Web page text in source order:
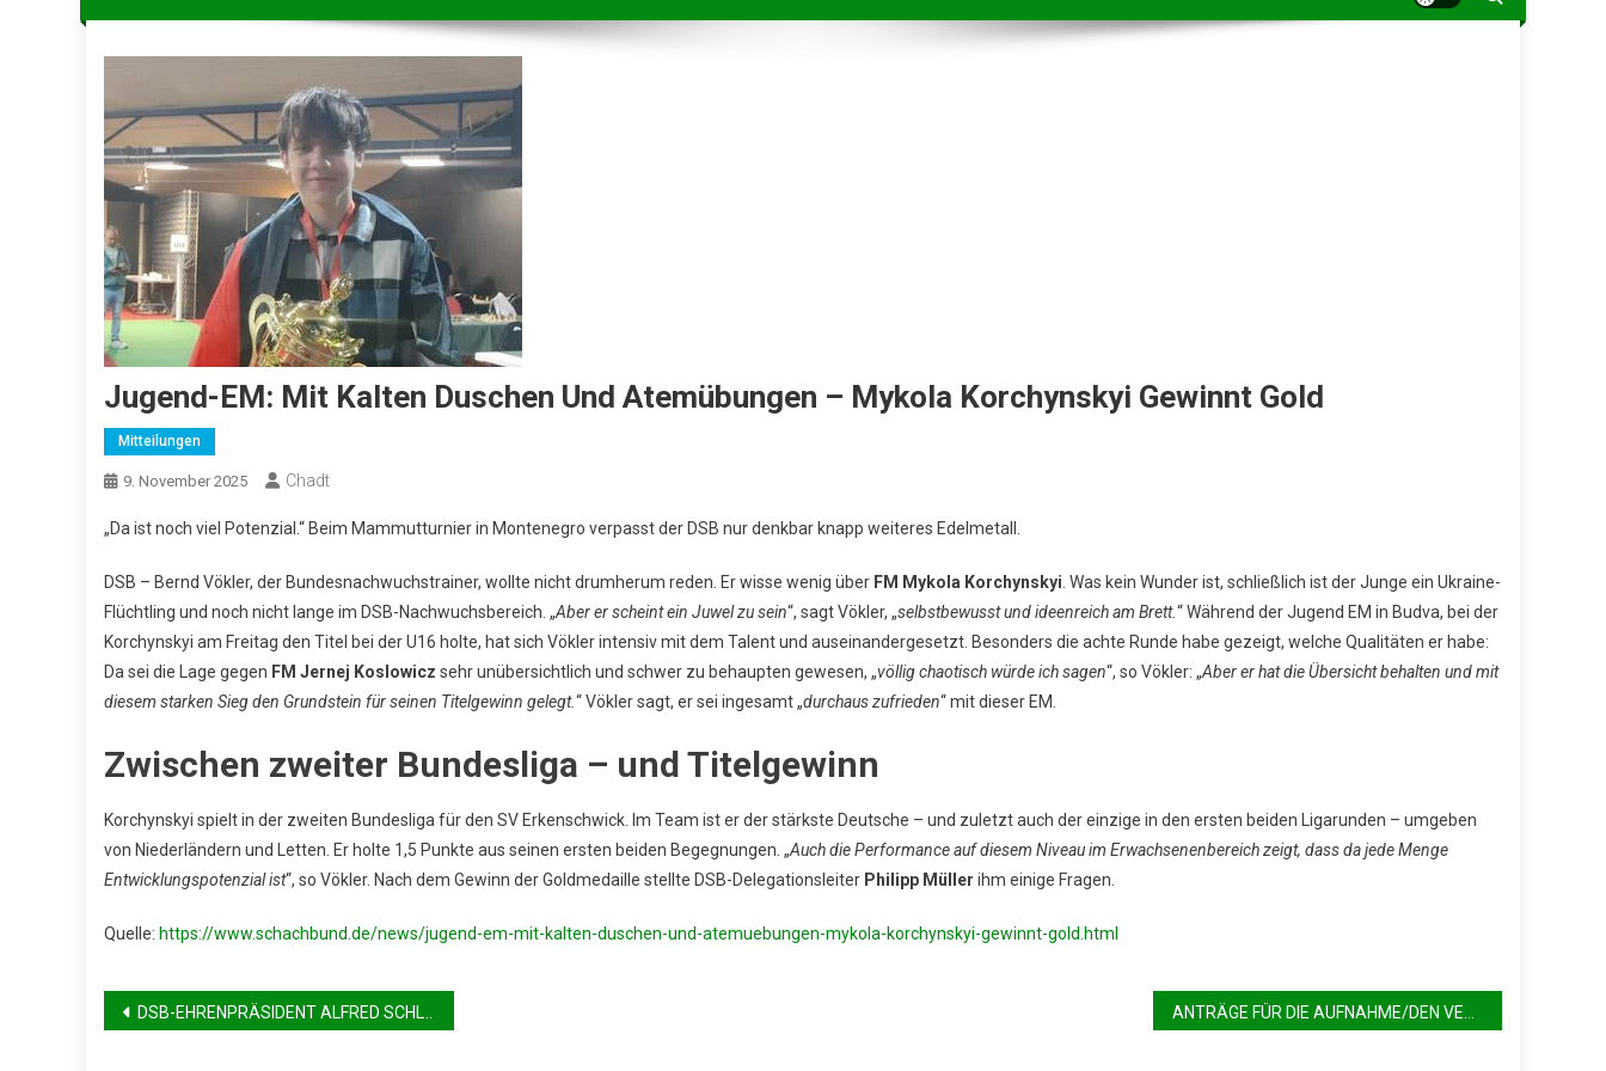
Jugend-EM: Mit Kalten Duschen Und Atemübungen – Mykola Korchynskyi Gewinnt Gold
Mitteilungen
9. November 2025 Chadt
„Da ist noch viel Potenzial.“ Beim Mammutturnier in Montenegro verpasst der DSB nur denkbar knapp weiteres Edelmetall.
DSB – Bernd Vökler, der Bundesnachwuchstrainer, wollte nicht drumherum reden. Er wisse wenig über FM Mykola Korchynskyi . Was kein Wunder ist, schließlich ist der Junge ein Ukraine-
Flüchtling und noch nicht lange im DSB-Nachwuchsbereich. „Aber er scheint ein Juwel zu sein“, sagt Vökler, „selbstbewusst und ideenreich am Brett.“ Während der Jugend EM in Budva, bei der
Korchynskyi am Freitag den Titel bei der U16 holte, hat sich Vökler intensiv mit dem Talent und auseinandergesetzt. Besonders die achte Runde habe gezeigt, welche Qualitäten er habe:
Da sei die Lage gegen FM Jernej Koslowicz sehr unübersichtlich und schwer zu behaupten gewesen, „völlig chaotisch würde ich sagen“, so Vökler: „Aber er hat die Übersicht behalten und mit
diesem starken Sieg den Grundstein für seinen Titelgewinn gelegt.“ Vökler sagt, er sei ingesamt „durchaus zufrieden“ mit dieser EM.
Zwischen zweiter Bundesliga – und Titelgewinn
Korchynskyi spielt in der zweiten Bundesliga für den SV Erkenschwick. Im Team ist er der stärkste Deutsche – und zuletzt auch der einzige in den ersten beiden Ligarunden – umgeben
von Niederländern und Letten. Er holte 1,5 Punkte aus seinen ersten beiden Begegnungen. „Auch die Performance auf diesem Niveau im Erwachsenenbereich zeigt, dass da jede Menge
Entwicklungspotenzial ist“, so Vökler. Nach dem Gewinn der Goldmedaille stellte DSB-Delegationsleiter Philipp Müller ihm einige Fragen.
Quelle: https://www.schachbund.de/news/jugend-em-mit-kalten-duschen-und-atemuebungen-mykola-korchynskyi-gewinnt-gold.html
Beitragsnavigation
DSB-EHRENPRÄSIDENT ALFRED SCHLYA WIRD 90 JAHRE